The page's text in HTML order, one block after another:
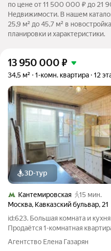
по цене от 11 500 000 ₽ до 21
Недвижимости. В нашем
25,9 м² до 45,7 м² в
планировки и характеристики.
13 950 000 ₽
34,5 м² 1-комн. квартира 12
3D-тур
Кантемировская
15 мин.
Москва, Кавказский бульвар, 21
id:623. Большая комната и
Продаётся 1-комнатная
Москва, Кавказский бульвар,
Агентство Елена Газарян